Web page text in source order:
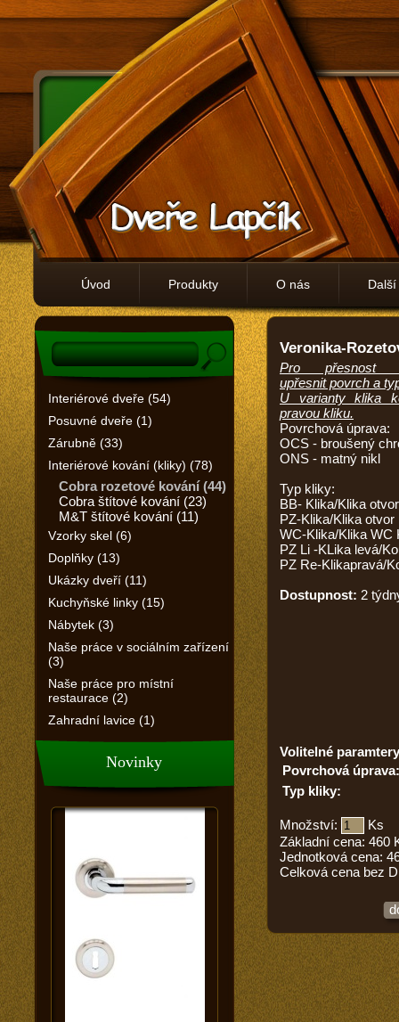
Úvod Produkty O nás
Interiérové dveře (54)
Posuvné dveře (1)
Zárubně (33)
Interiérové kování (kliky) (78)
Cobra rozetové kování (44)
Cobra štítové kování (23)
M&T štítové kování (11)
Vzorky skel (6)
Doplňky (13)
Ukázky dveří (11)
Kuchyňské linky (15)
Nábytek (3)
Naše práce v sociálním zařízení
(3)
Naše práce pro místní
restaurace (2)
Zahradní lavice (1)
Novinky
Veronika-
Pro přesnost
upřesnit povrch a
U varianty klika
pravou kliku.
Povrchová úprava:
OCS - broušený
ONS - matný nikl
Typ kliky:
BB- Klika/Klika
PZ-Klika/Klika
WC-Klika/Klika WC
PZ Li -KLika levá/
PZ Re-Klikapravá/
Dostupnost: 2
Volitelné
Povrchová úprava:
Typ kliky:
Množství:
Ks
Základní cena: 460
Jednotková cena:
Celková cena bez